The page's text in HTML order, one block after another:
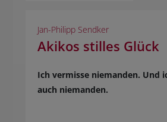
Jan-Philipp Sendker
Akikos stilles Glück
Ich vermisse niemanden. Und
auch niemanden.